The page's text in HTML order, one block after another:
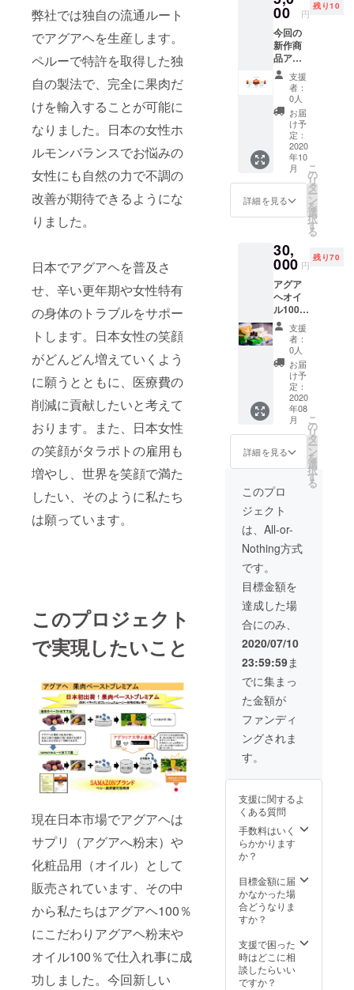
弊社では独自の流通ルート
でアグアヘを生産します。
ペルーで特許を取得した独
自の製法で、完全に果肉だ
けを輸入することが可能に
なりました。日本の女性ホ
ルモンバランスでお悩みの
女性にも自然の力で不調の
改善が期待できるようにな
りました。
日本でアグアヘを普及さ
せ、辛い更年期や女性特有
の身体のトラブルをサポー
トします。日本女性の笑顔
がどんどん増えていくよう
に願うとともに、医療費の
削減に貢献したいと考えて
おります。また、日本女性
の笑顔がタラポトの雇用も
増やし、世界を笑顔で満た
したい、そのように私たち
は願っています。
このプロジェクト
で実現したいこと
現在日本市場でアグアヘは
サプリ（アグアへ粉末）や
化粧品用（オイル）として
販売されています、その中
から私たちはアグアヘ100％
にこだわりアグアヘ粉末や
オイル100％で仕入れ事に成
功しました。今回新しい
いいたしま
鈴木
ます。
※2020
年8月お
届け予
定です
が、生
産、配
送状況
により
遅れる
可能性
もござ
いま
す。 ※
送料込
の価格
00 円
残り10
今回の
新作商
品アグ
アヘ
ペース
ト本来
予定さ
れてい
る売り
上げの
価格税
込み
6600円
が 応援
して頂
アヘ果
肉ペー
スト500
ｇ
SAMAZ
ONJAP
AN最新
作2020
年をお
届けい
たしま
す。
※2020
年10月
お届け
予定で
すが、
況によ
る可能
性もご
す。 ※
となり
ます。
※商品の
デザイ
ンに関
ては出
来次第
画像提
供いた
します
が予定
として8
予定で
す。ご
了承く
ださい
支援
者：
0人
お届
け予
定：
2020
年10
月
詳細を見る
こ
の
リ
タ
ー
ン
を
選
択
す
る
30,
000 円
残り70
アグア
ヘオイ
ル100％
先着5名
様に
1L3850
0円税込
みを
30000
円で提
供いた
しま
す。
※2020
年10月
予定で
すが、
生産、
配送状
況によ
り遅れ
ざいま
す。 ※
送料込
の価格
となり
ます。
※商品の
仕様、
デザイ
ンに関
しまし
ては一
部変更
もござ
す。ご
了承く
ださい
支援
者：
0人
お届
け予
定：
2020
年08
月
詳細を見る
こ
の
リ
タ
ー
ン
を
選
択
す
る
このプロ
ジェクト
は、All-or-
Nothing方式
です。
目標金額を
達成した場
合にのみ、
2020/07/10
23:59:59ま
でに集まっ
た金額が
ファンディ
ングされま
す。
支援に関するよ
くある質問
手数料はいく
らかかります
か？
目標金額に届
かなかった場
合どうなりま
すか？
支援で困った
時はどこに相
談したらいい
ですか？